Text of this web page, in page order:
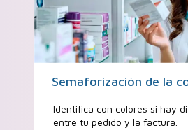
Semaforización de la
Identifica con colores si hay
entre tu pedido y la factura.